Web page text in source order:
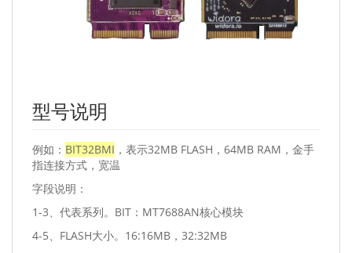
型号说明
例如： BIT32BMI ，表示32MB FLASH，64MB RAM，金手
指连接方式，宽温
字段说明：
1-3、代表系列。BIT：MT7688AN核心模块
4-5、FLASH大小。16:16MB，32:32MB